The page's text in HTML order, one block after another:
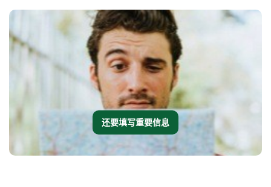
还要填写重要信息